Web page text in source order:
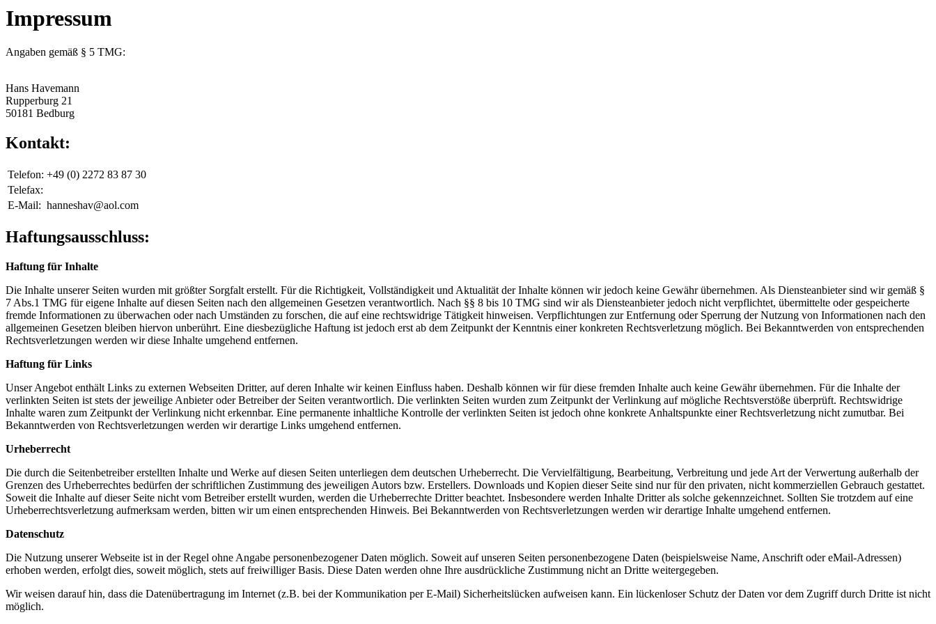
Impressum
Angaben gemäß § 5 TMG:
Hans Havemann
Rupperburg 21
50181 Bedburg
Kontakt:
Telefon: +49 (0) 2272 83 87 30
Telefax:
E-Mail: hanneshav@aol.com
Haftungsausschluss:
Haftung für Inhalte
Die Inhalte unserer Seiten wurden mit größter Sorgfalt erstellt. Für die Richtigkeit, Vollständigkeit und Aktualität der Inhalte können wir jedoch keine Gewähr übernehmen. Als Diensteanbieter sind wir gemäß §
7 Abs.1 TMG für eigene Inhalte auf diesen Seiten nach den allgemeinen Gesetzen verantwortlich. Nach §§ 8 bis 10 TMG sind wir als Diensteanbieter jedoch nicht verpflichtet, übermittelte oder gespeicherte
fremde Informationen zu überwachen oder nach Umständen zu forschen, die auf eine rechtswidrige Tätigkeit hinweisen. Verpflichtungen zur Entfernung oder Sperrung der Nutzung von Informationen nach den
allgemeinen Gesetzen bleiben hiervon unberührt. Eine diesbezügliche Haftung ist jedoch erst ab dem Zeitpunkt der Kenntnis einer konkreten Rechtsverletzung möglich. Bei Bekanntwerden von entsprechenden
Rechtsverletzungen werden wir diese Inhalte umgehend entfernen.
Haftung für Links
Unser Angebot enthält Links zu externen Webseiten Dritter, auf deren Inhalte wir keinen Einfluss haben. Deshalb können wir für diese fremden Inhalte auch keine Gewähr übernehmen. Für die Inhalte der
verlinkten Seiten ist stets der jeweilige Anbieter oder Betreiber der Seiten verantwortlich. Die verlinkten Seiten wurden zum Zeitpunkt der Verlinkung auf mögliche Rechtsverstöße überprüft. Rechtswidrige
Inhalte waren zum Zeitpunkt der Verlinkung nicht erkennbar. Eine permanente inhaltliche Kontrolle der verlinkten Seiten ist jedoch ohne konkrete Anhaltspunkte einer Rechtsverletzung nicht zumutbar. Bei
Bekanntwerden von Rechtsverletzungen werden wir derartige Links umgehend entfernen.
Urheberrecht
Die durch die Seitenbetreiber erstellten Inhalte und Werke auf diesen Seiten unterliegen dem deutschen Urheberrecht. Die Vervielfältigung, Bearbeitung, Verbreitung und jede Art der Verwertung außerhalb der
Grenzen des Urheberrechtes bedürfen der schriftlichen Zustimmung des jeweiligen Autors bzw. Erstellers. Downloads und Kopien dieser Seite sind nur für den privaten, nicht kommerziellen Gebrauch gestattet.
Soweit die Inhalte auf dieser Seite nicht vom Betreiber erstellt wurden, werden die Urheberrechte Dritter beachtet. Insbesondere werden Inhalte Dritter als solche gekennzeichnet. Sollten Sie trotzdem auf eine
Urheberrechtsverletzung aufmerksam werden, bitten wir um einen entsprechenden Hinweis. Bei Bekanntwerden von Rechtsverletzungen werden wir derartige Inhalte umgehend entfernen.
Datenschutz
Die Nutzung unserer Webseite ist in der Regel ohne Angabe personenbezogener Daten möglich. Soweit auf unseren Seiten personenbezogene Daten (beispielsweise Name, Anschrift oder eMail-Adressen)
erhoben werden, erfolgt dies, soweit möglich, stets auf freiwilliger Basis. Diese Daten werden ohne Ihre ausdrückliche Zustimmung nicht an Dritte weitergegeben.
Wir weisen darauf hin, dass die Datenübertragung im Internet (z.B. bei der Kommunikation per E-Mail) Sicherheitslücken aufweisen kann. Ein lückenloser Schutz der Daten vor dem Zugriff durch Dritte ist nicht
möglich.